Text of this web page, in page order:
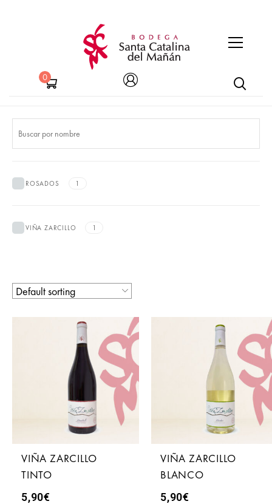
0
ROSADOS 1
VIÑA ZARCILLO 1
VIÑA ZARCILLO
TINTO
5,90€
VIÑA ZARCILLO
BLANCO
5,90€